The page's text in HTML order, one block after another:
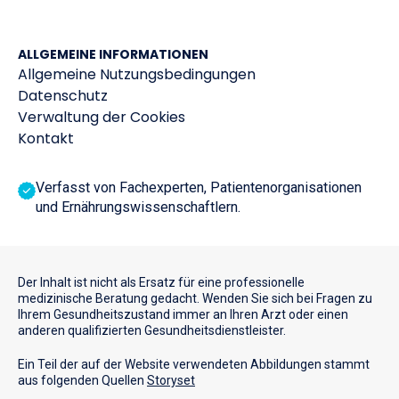
ALLGEMEINE INFORMATIONEN
Allgemeine Nutzungsbedingungen
Datenschutz
Verwaltung der Cookies
Kontakt
Verfasst von Fachexperten, Patientenorganisationen
und Ernährungswissenschaftlern.
Der Inhalt ist nicht als Ersatz für eine professionelle
medizinische Beratung gedacht. Wenden Sie sich bei Fragen zu
Ihrem Gesundheitszustand immer an Ihren Arzt oder einen
anderen qualifizierten Gesundheitsdienstleister.
Ein Teil der auf der Website verwendeten Abbildungen stammt
aus folgenden Quellen Storyset